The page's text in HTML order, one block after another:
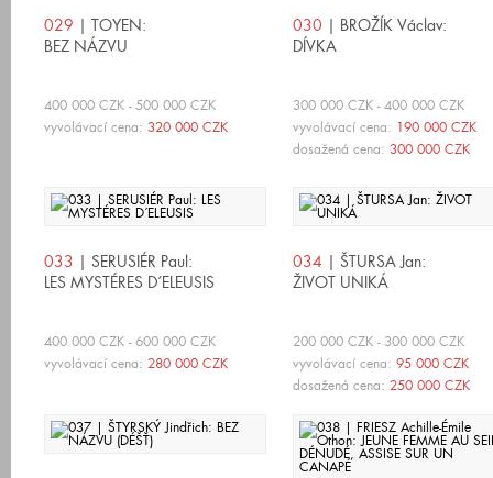
029 | TOYEN:
BEZ NÁZVU
400 000 CZK - 500 000 CZK
vyvolávací cena: 320 000 CZK
030 | BROŽÍK Václav:
DÍVKA
300 000 CZK - 400 000 CZK
vyvolávací cena: 190 000 CZK
dosažená cena: 300 000 CZK
033 | SERUSIÉR Paul:
LES MYSTÉRES D´ELEUSIS
400 000 CZK - 600 000 CZK
vyvolávací cena: 280 000 CZK
034 | ŠTURSA Jan:
ŽIVOT UNIKÁ
200 000 CZK - 300 000 CZK
vyvolávací cena: 95 000 CZK
dosažená cena: 250 000 CZK